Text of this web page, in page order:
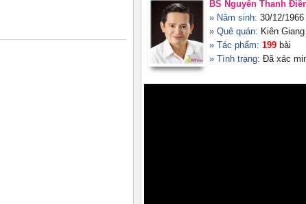
BS Nguyễn Thanh
» Năm sinh: 30/12/1966
» Quê quán: Kiên Giang
» Tác phẩm: 199 bài
» Tình trạng: Đã xác